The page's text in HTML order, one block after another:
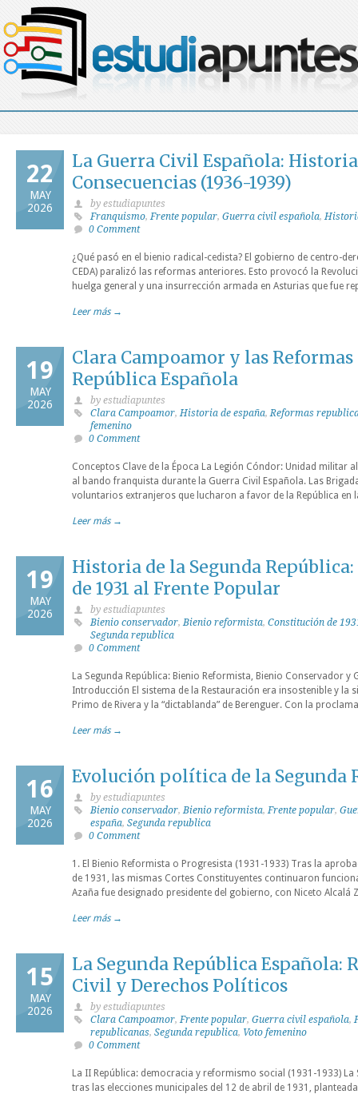
22
MAY
2026
La Guerra Civil Española:
Consecuencias (1936-1939)
by estudiapuntes
Franquismo,Frente popular, Guerra civil española,
0 Comment
¿Qué pasó en el bienio radical-cedista? El gobierno de centro-
CEDA) paralizó las reformas anteriores. Esto provocó la
huelga general y una insurrección armada en Asturias que fue
Leer más →
19
MAY
2026
Clara Campoamor y las Reformas
República Española
by estudiapuntes
Clara Campoamor,Historia de españa,Reformas
femenino
0 Comment
Conceptos Clave de la Época La Legión Cóndor: Unidad militar
al bando franquista durante la Guerra Civil Española. Las
voluntarios extranjeros que lucharon a favor de la República en
Leer más →
19
MAY
2026
Historia de la Segunda
de 1931 al Frente Popular
by estudiapuntes
Bienio conservador,Bienio reformista, Constitución de
Segunda republica
0 Comment
La Segunda República: Bienio Reformista, Bienio Conservador y
Introducción El sistema de la Restauración era insostenible y la
Primo de Rivera y la “dictablanda” de Berenguer. Con la
Leer más →
16
MAY
2026
Evolución política de la Segunda
by estudiapuntes
Bienio conservador,Bienio reformista,Frente popular,
españa, Segunda republica
0 Comment
1. El Bienio Reformista o Progresista (1931-1933) Tras la
de 1931, las mismas Cortes Constituyentes continuaron
Azaña fue designado presidente del gobierno, con Niceto Alcalá
Leer más →
15
MAY
2026
La Segunda República Española:
Civil y Derechos Políticos
by estudiapuntes
Clara Campoamor,Frente popular, Guerra civil española,
republicanas, Segunda republica, Voto femenino
0 Comment
La II República: democracia y reformismo social (1931-1933) La
tras las elecciones municipales del 12 de abril de 1931,